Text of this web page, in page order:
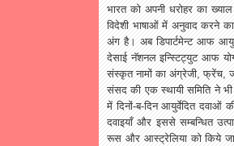
भारत को अपनी धरोहर का ख्याल
विदेशी भाषाओं में अनुवाद करने का
अंग है। अब डिपार्टमेन्ट आफ
देसाई नॅशनल इन्स्टिट्युट आफ
संस्कृत नामों का अंग्रेजी,फ्रेंच,
संसद की एक स्थायी समिति ने भी
में दिनों-ब-दिन आयुर्वेदित दवाओं
दवाइयाँ और इससे सम्बन्धित
रूस और आस्ट्रेलिया को किये